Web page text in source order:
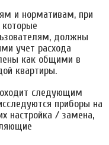
и нормативам, при
должны
учет расхода
как общими в
квартиры.
следующим
приборы на
настройка / замена,